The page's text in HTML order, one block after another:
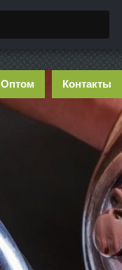
Оптом Контакты